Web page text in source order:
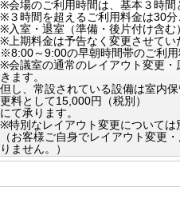
※会場のご利用時間は、基本３時間
※３時間を超えるご利用料金は30
※入室・退室（準備・後片付け含
※上期料金は予告なく変更させてい
※8:00～9:00の早朝時間帯のご利
※会議室の通常のレイアウト変更
きます。
但し、常設されている設備は室内
更料として15,000円（税別）
にて承ります。
※特別なレイアウト変更について
（お客様ご自身でレイアウト変更
りません。）